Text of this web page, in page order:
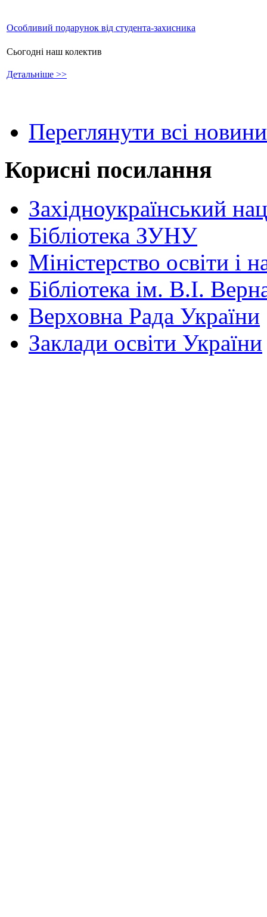
Особливий подарунок від студента-захисника
Сьогодні наш колектив
Детальніше >>
Переглянути всі новини
Корисні посилання
Західноукраїнський
Бібліотека ЗУНУ
Міністерство освіти і
Бібліотека ім. В.І.
Верховна Рада України
Заклади освіти України